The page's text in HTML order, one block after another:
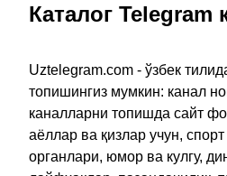
Каталог Telegram
Uztelegram.com - ўзбек
топишингиз мумкин: канал
каналларни топишда сайт
аёллар ва қизлар учун,
органлари, юмор ва кулгу,